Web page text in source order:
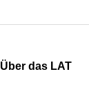
Über das LAT